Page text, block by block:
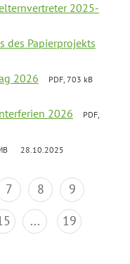
2025-
des Papierprojekts
2026
PDF, 703 kB
2026
PDF,
28.10.2025
7 8
9
... 19